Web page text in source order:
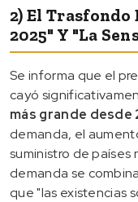
2) El Trasfondo
2025" Y "la
Se informa que el
cayó
más grande desde
demanda, el
suministro de países
demanda se
que "las existencias